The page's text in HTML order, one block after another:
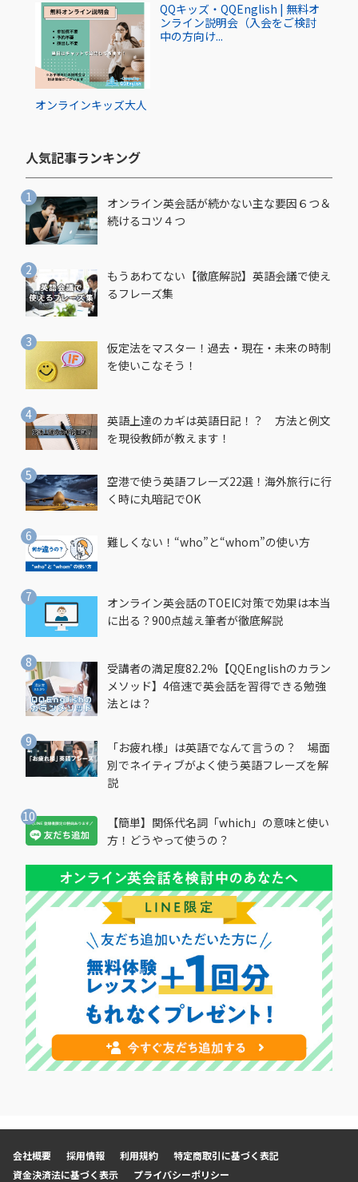
オンラインキッズ大人
QQキッズ・QQEnglish | 無料オ
ンライン説明会（入会をご検討
中の方向け...
人気記事ランキング​
オンライン英会話が続かない主な要因６つ＆
続けるコツ４つ
もうあわてない【徹底解説】英語会議で使え
るフレーズ集
仮定法をマスター！過去・現在・未来の時制
を使いこなそう！
英語上達のカギは英語日記！？ 方法と例文
を現役教師が教えます！
空港で使う英語フレーズ22選！海外旅行に行
く時に丸暗記でOK
難しくない！“who”と“whom”の使い方
オンライン英会話のTOEIC対策で効果は本当
に出る？900点越え筆者が徹底解説
受講者の満足度82.2%【QQEnglishのカラン
メソッド】4倍速で英会話を習得できる勉強
法とは？
「お疲れ様」は英語でなんて言うの？ 場面
別でネイティブがよく使う英語フレーズを解
説
【簡単】関係代名詞「which」の意味と使い
方！どうやって使うの？
会社概要 採用情報 利用規約
特定商取引に基づく表記
資金決済法に基づく表示
プライバシーポリシー